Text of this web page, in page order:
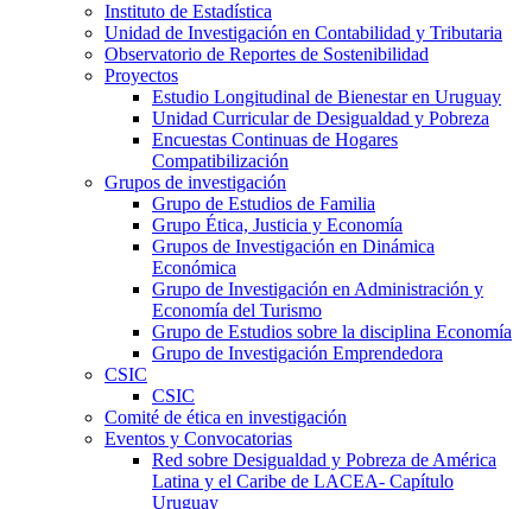
Instituto de Estadística
Unidad de Investigación en Contabilidad y Tributaria
Observatorio de Reportes de Sostenibilidad
Proyectos
Estudio Longitudinal de Bienestar en Uruguay
Unidad Curricular de Desigualdad y Pobreza
Encuestas Continuas de Hogares
Compatibilización
Grupos de investigación
Grupo de Estudios de Familia
Grupo Ética, Justicia y Economía
Grupos de Investigación en Dinámica
Económica
Grupo de Investigación en Administración y
Economía del Turismo
Grupo de Estudios sobre la disciplina Economía
Grupo de Investigación Emprendedora
CSIC
CSIC
Comité de ética en investigación
Eventos y Convocatorias
Red sobre Desigualdad y Pobreza de América
Latina y el Caribe de LACEA- Capítulo
Uruguay